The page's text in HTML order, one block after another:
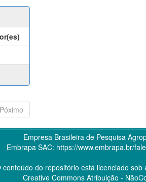
Póximo
Empresa Brasileira de Pesquisa
Embrapa SAC: https://www.embrapa.br/
conteúdo do repositório está licenciado sob
Creative CommonsAtribuição -